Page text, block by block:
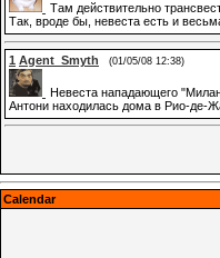
Там действительно
Так, вроде бы, невеста есть и
1 Agent_Smyth (01/05/08 12:38)
Невеста нападающего
Антони находилась дома в Рио-де-
Calendar